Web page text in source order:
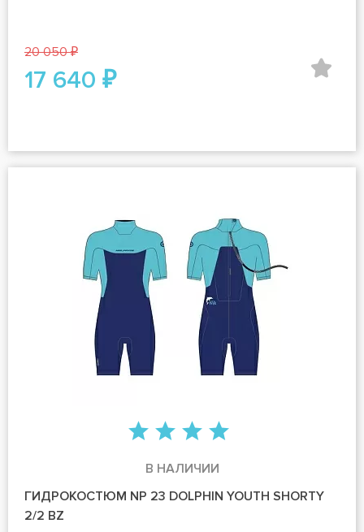
20 050 ₽
17 640 ₽
В НАЛИЧИИ
ГИДРОКОСТЮМ NP 23 DOLPHIN YOUTH SHORTY
2/2 BZ